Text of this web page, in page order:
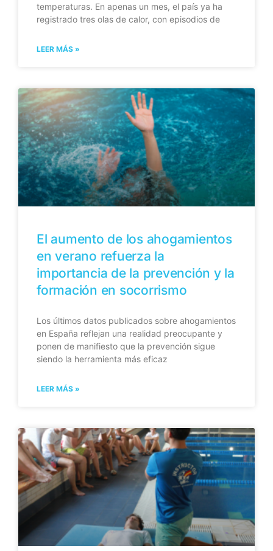
temperaturas. En apenas un mes, el país ya ha
registrado tres olas de calor, con episodios de
LEER MÁS »
El aumento de los ahogamientos
en verano refuerza la
importancia de la prevención y la
formación en socorrismo
Los últimos datos publicados sobre ahogamientos
en España reflejan una realidad preocupante y
ponen de manifiesto que la prevención sigue
siendo la herramienta más eficaz
LEER MÁS »